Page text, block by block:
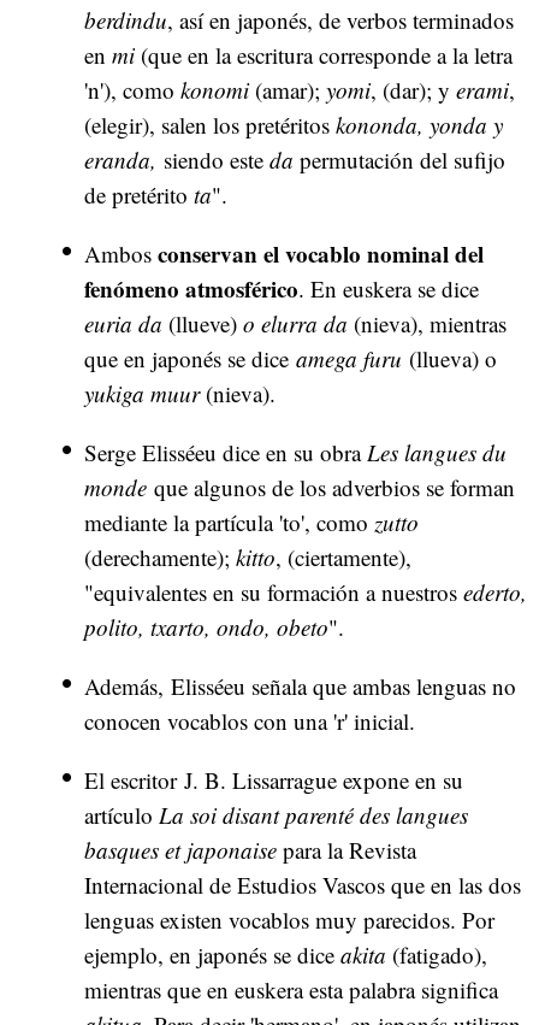
berdindu, así en japonés, de verbos terminados
en mi (que en la escritura corresponde a la letra
'n'), como konomi (amar); yomi, (dar); y erami,
(elegir), salen los pretéritos kononda, yonda y
eranda, siendo este da permutación del sufijo
de pretérito ta".
Ambos conservan el vocablo nominal del
fenómeno atmosférico. En euskera se dice
euria da (llueve) o elurra da (nieva), mientras
que en japonés se dice amega furu (llueva) o
yukiga muur (nieva).
Serge Elisséeu dice en su obraLes langues du
monde que algunos de los adverbios se forman
mediante la partícula 'to', como zutto
(derechamente); kitto, (ciertamente),
"equivalentes en su formación a nuestros ederto,
polito, txarto, ondo, obeto".
Además, Elisséeu señala que ambas lenguas no
conocen vocablos con una 'r' inicial.
El escritor J. B. Lissarrague expone en su
artículo La soi disant parenté des langues
basques et japonaise para la Revista
Internacional de Estudios Vascos que en las dos
lenguas existen vocablos muy parecidos. Por
ejemplo, en japonés se dice akita (fatigado),
mientras que en euskera esta palabra significa